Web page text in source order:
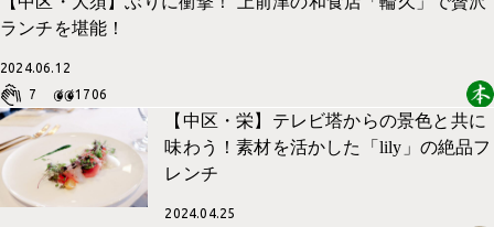
ランチを堪能！
2024.06.12
7
1706
【中区・栄】テレビ塔からの景色と共に
味わう！素材を活かした「lily」の絶品フ
レンチ
2024.04.25